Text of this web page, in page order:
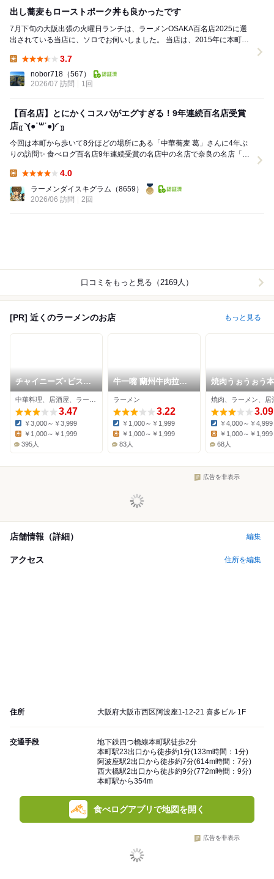
出し蕎麦もローストポーク丼も良かったです
7月下旬の大阪出張の火曜日ランチは、ラーメンOSAKA百名店2025に選
出されている当店に、ソロでお伺いしました。 当店は、2015年に本町駅
3.7
nobor718 （567）
2026/07 訪問
1回
【百名店】とにかくコスパがエグすぎる！9年連続百名店受賞
店₍₍ ◝(●˙꒳˙●)◜ ₎₎
今回は本町から歩いて8分ほどの場所にある「中華蕎麦 葛」さんに4年ぶ
りの訪問✨ 食べログ百名店9年連続受賞の名店中の名店で奈良の名店「ラ
4.0
ラーメンダイスキグラム （8659）
2026/06 訪問
2回
口コミをもっと見る（2169人）
[PR] 近くのラーメンのお店 もっと見る
チャイニーズ･ビスト
ロ 蘭亭 本町店
3.47
Dinner:
￥3,000～￥3,999
￥1,000～￥1,999
395人
牛一嘴 蘭州牛肉拉麺
屋
ラーメン
3.22
Dinner:
￥1,000～￥1,999
Lunch:
￥1,000～￥1,999
83人
焼肉うぉうぉう
焼肉、ラーメン、居
3.09
Dinner:
￥4,000～￥4,999
Lunch:
￥1,000～￥1,999
68人
広告を非表示
店舗情報（詳細） 編集
アクセス 住所を編集
住所 大阪府大阪市西区阿波座1-12-21 喜多ビル 1F
交通手段
地下鉄四つ橋線本町駅徒歩2分
本町駅23出口から徒歩約1分(133m時間：1分)
阿波座駅2出口から徒歩約7分(614m時間：7分)
西大橋駅2出口から徒歩約9分(772m時間：9分)
本町駅から354m
食べログアプリで地図を開く
広告を非表示